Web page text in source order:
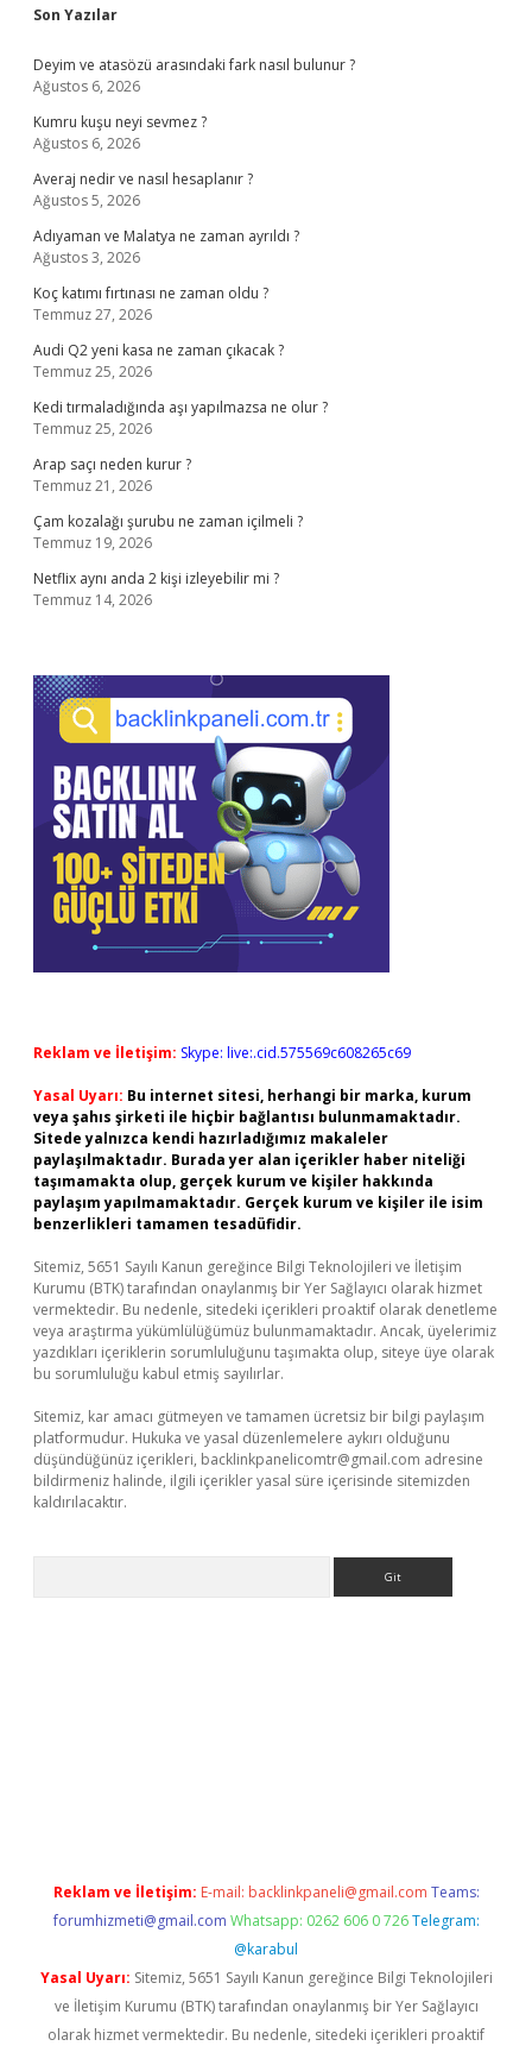
Sidebar
Son Yazılar
Deyim ve atasözü arasındaki fark nasıl bulunur ?
Ağustos 6, 2026
Kumru kuşu neyi sevmez ?
Ağustos 6, 2026
Averaj nedir ve nasıl hesaplanır ?
Ağustos 5, 2026
Adıyaman ve Malatya ne zaman ayrıldı ?
Ağustos 3, 2026
Koç katımı fırtınası ne zaman oldu ?
Temmuz 27, 2026
Audi Q2 yeni kasa ne zaman çıkacak ?
Temmuz 25, 2026
Kedi tırmaladığında aşı yapılmazsa ne olur ?
Temmuz 25, 2026
Arap saçı neden kurur ?
Temmuz 21, 2026
Çam kozalağı şurubu ne zaman içilmeli ?
Temmuz 19, 2026
Netflix aynı anda 2 kişi izleyebilir mi ?
Temmuz 14, 2026
Reklam ve İletişim: Skype: live:.cid.575569c608265c69
Yasal Uyarı: Bu internet sitesi, herhangi bir marka, kurum
veya şahıs şirketi ile hiçbir bağlantısı bulunmamaktadır.
Sitede yalnızca kendi hazırladığımız makaleler
paylaşılmaktadır. Burada yer alan içerikler haber niteliği
taşımamakta olup, gerçek kurum ve kişiler hakkında
paylaşım yapılmamaktadır. Gerçek kurum ve kişiler ile isim
benzerlikleri tamamen tesadüfidir.
Sitemiz, 5651 Sayılı Kanun gereğince Bilgi Teknolojileri ve İletişim
Kurumu (BTK) tarafından onaylanmış bir Yer Sağlayıcı olarak hizmet
vermektedir. Bu nedenle, sitedeki içerikleri proaktif olarak denetleme
veya araştırma yükümlülüğümüz bulunmamaktadır. Ancak, üyelerimiz
yazdıkları içeriklerin sorumluluğunu taşımakta olup, siteye üye olarak
bu sorumluluğu kabul etmiş sayılırlar.
Sitemiz, kar amacı gütmeyen ve tamamen ücretsiz bir bilgi paylaşım
platformudur. Hukuka ve yasal düzenlemelere aykırı olduğunu
düşündüğünüz içerikleri, backlinkpanelicomtr@gmail.com adresine
bildirmeniz halinde, ilgili içerikler yasal süre içerisinde sitemizden
kaldırılacaktır.
Reklam ve İletişim: E-mail: backlinkpaneli@gmail.com Teams:
forumhizmeti@gmail.com Whatsapp: 0262 606 0 726 Telegram:
@karabul
Yasal Uyarı: Sitemiz, 5651 Sayılı Kanun gereğince Bilgi Teknolojileri
ve İletişim Kurumu (BTK) tarafından onaylanmış bir Yer Sağlayıcı
olarak hizmet vermektedir. Bu nedenle, sitedeki içerikleri proaktif